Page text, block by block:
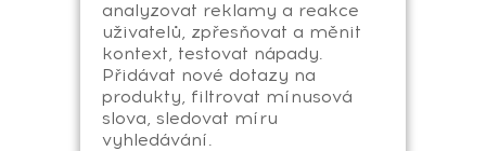
analyzovat reklamy a reakce
uživatelů, zpřesňovat a měnit
kontext, testovat nápady.
Přidávat nové dotazy na
produkty, filtrovat mínusová
slova, sledovat míru
vyhledávání.